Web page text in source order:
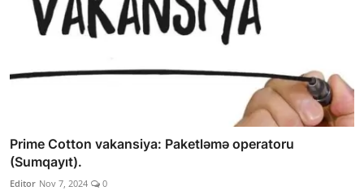
Prime Cotton vakansiya: Paketləmə operatoru
(Sumqayıt).
Editor Nov 7, 2024 0